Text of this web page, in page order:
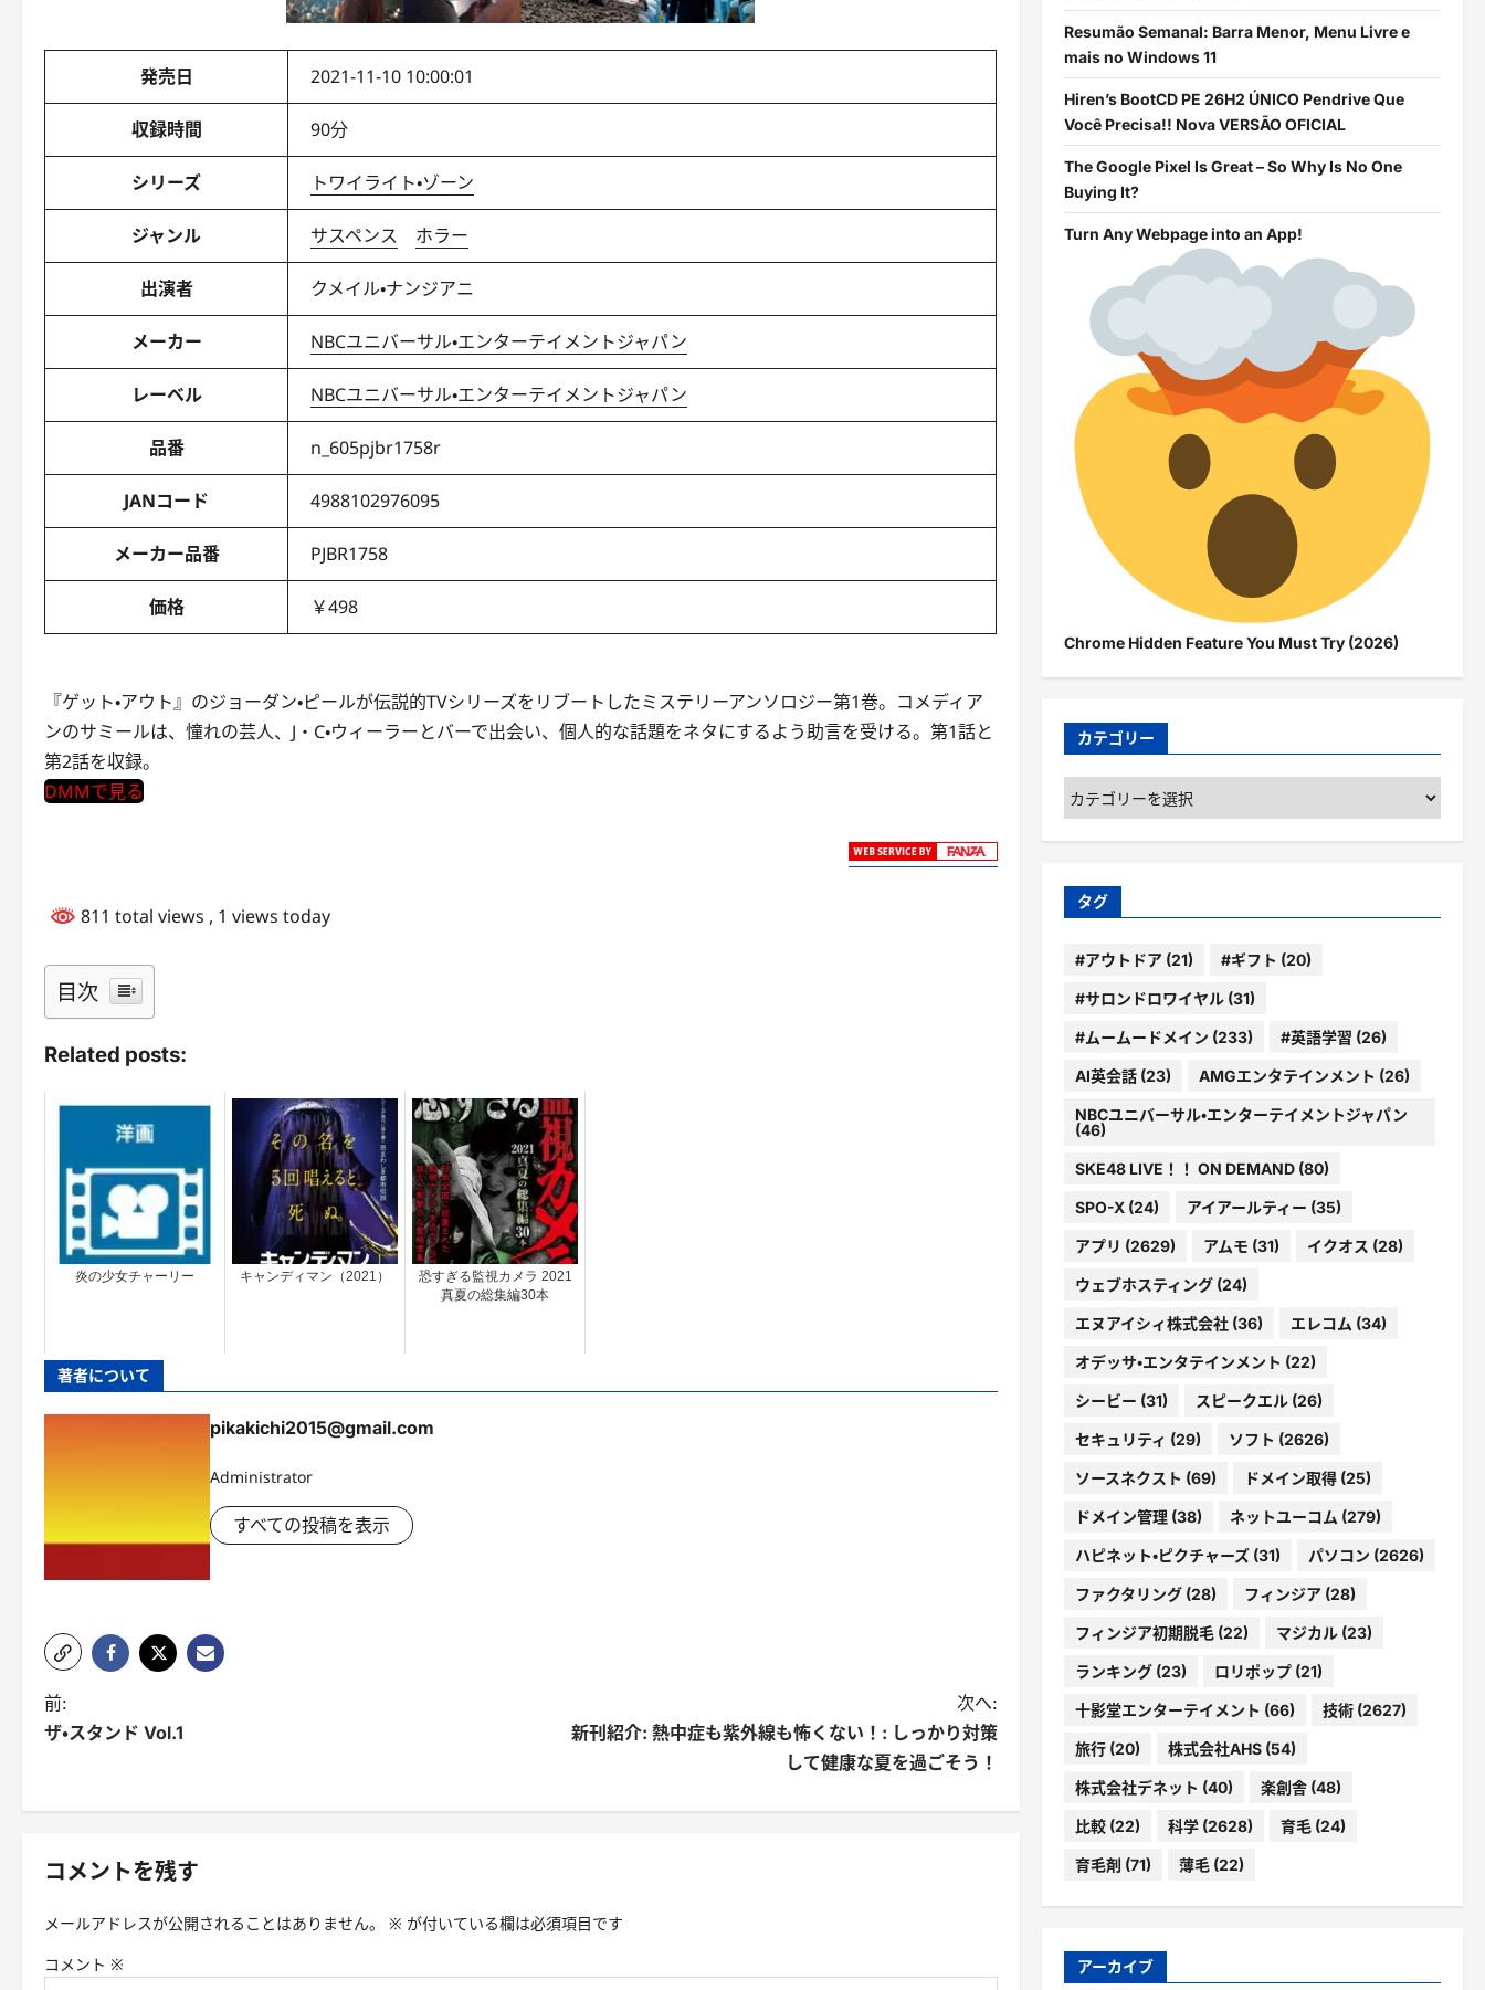
発売日 2021-11-10 10:00:01
収録時間 90分
シリーズ トワイライト・ゾーン
ジャンル サスペンス ホラー
出演者 クメイル・ナンジアニ
メーカー NBCユニバーサル・エンターテイメントジャパン
レーベル NBCユニバーサル・エンターテイメントジャパン
品番 n_605pjbr1758r
JANコード 4988102976095
メーカー品番 PJBR1758
価格 ￥498
『ゲット・アウト』のジョーダン・ピールが伝説的TVシリーズをリブートしたミステリーアンソロジー第1巻。コメディア
ンのサミールは、憧れの芸人、J・C・ウィーラーとバーで出会い、個人的な話題をネタにするよう助言を受ける。第1話と
第2話を収録。
DMMで見る
811 total views , 1 views today
目次
Related posts:
炎の少女チャーリー キャンディマン（2021）
恐すぎる監視カメラ 2021
真夏の総集編30本
著者について
pikakichi2015@gmail.com
Administrator
すべての投稿を表示
投
稿
ゲ
前:
ザ・スタンド Vol.1
次へ:
新刊紹介: 熱中症も紫外線も怖くない！: しっかり対策
して健康な夏を過ごそう！
コメントを残す
メールアドレスが公開されることはありません。 ※ が付いている欄は必須項目です
コメント ※
Resumão Semanal: Barra Menor, Menu Livre e
mais no Windows 11
Hiren’s BootCD PE 26H2 ÚNICO Pendrive Que
Você Precisa!! Nova VERSÃO OFICIAL
The Google Pixel Is Great – So Why Is No One
Buying It?
Turn Any Webpage into an App!
Chrome Hidden Feature You Must Try (2026)
カテゴリー
カ
テ
ゴ
ー
タグ
#アウトドア(21) #ギフト (20)
#サロンドロワイヤル(31)
#ムームードメイン (233) #英語学習 (26)
AI英会話(23) AMGエンタテインメント (26)
NBCユニバーサル・エンターテイメントジャパン
(46)
SKE48 LIVE！！ ON DEMAND(80)
SPO-X(24) アイアールティー (35)
アプリ (2629) アムモ (31) イクオス (28)
ウェブホスティング(24)
エヌアイシィ株式会社(36) エレコム (34)
オデッサ・エンタテインメント (22)
シービー (31) スピークエル(26)
セキュリティ (29) ソフト (2626)
ソースネクスト (69) ドメイン取得(25)
ドメイン管理(38) ネットユーコム (279)
ハピネット・ピクチャーズ(31) パソコン (2626)
ファクタリング(28) フィンジア(28)
フィンジア初期脱毛(22) マジカル(23)
ランキング(23) ロリポップ(21)
十影堂エンターテイメント (66) 技術(2627)
旅行(20) 株式会社AHS(54)
株式会社デネット (40) 楽創舎(48)
比較(22) 科学(2628) 育毛(24)
育毛剤 (71) 薄毛(22)
アーカイブ